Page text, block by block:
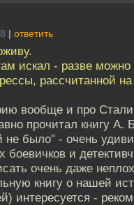
| ответить
искал - разве можно
рассчитанной
вообще и про
прочитал книгу А.
не было" - очень
боевичков и
очень даже
книгу о нашей
интересуется -